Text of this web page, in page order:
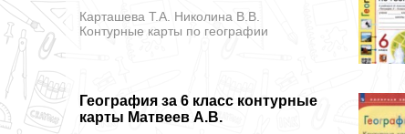
Карташева Т.А. Николина В.В.
Контурные карты по географии
География за 6 класс контурные
карты Матвеев А.В.